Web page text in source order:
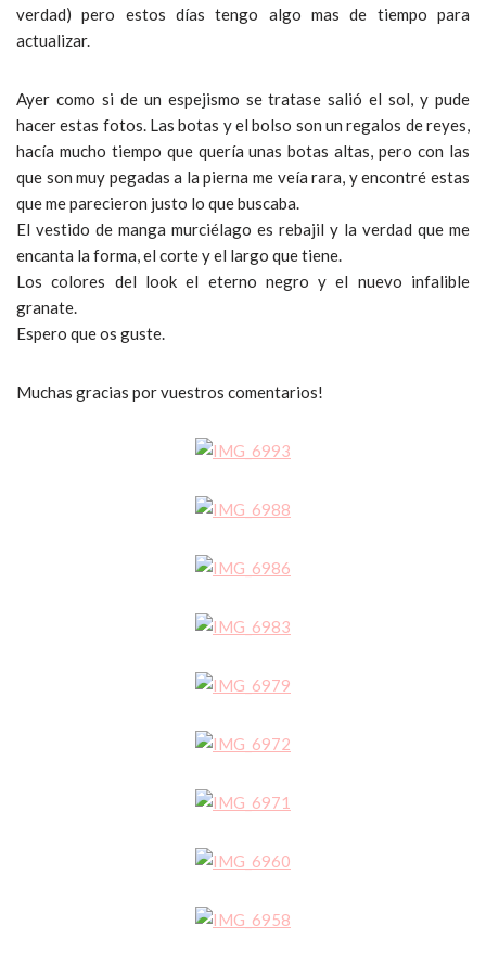
verdad) pero estos días tengo algo mas de tiempo para
actualizar.
Ayer como si de un espejismo se tratase salió el sol, y pude
hacer estas fotos. Las botas y el bolso son un regalos de reyes,
hacía mucho tiempo que quería unas botas altas, pero con las
que son muy pegadas a la pierna me veía rara, y encontré estas
que me parecieron justo lo que buscaba.
El vestido de manga murciélago es rebajil y la verdad que me
encanta la forma, el corte y el largo que tiene.
Los colores del look el eterno negro y el nuevo infalible
granate.
Espero que os guste.
Muchas gracias por vuestros comentarios!